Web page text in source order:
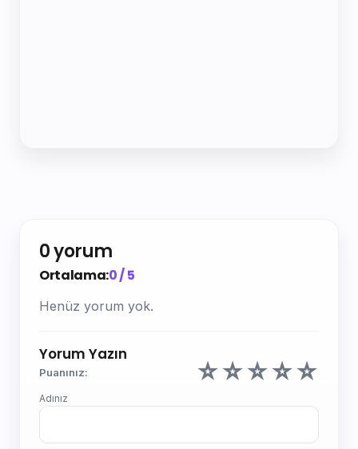
0 yorum
Ortalama:0 / 5
Henüz yorum yok.
Yorum Yazın
Puanınız: ☆☆☆☆☆
Adınız